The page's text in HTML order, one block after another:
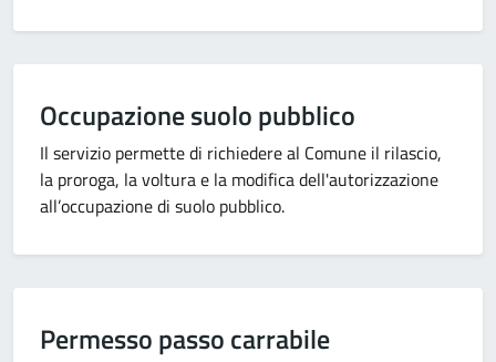
Occupazione suolo pubblico
Il servizio permette di richiedere al Comune il rilascio,
la proroga, la voltura e la modifica dell'autorizzazione
all’occupazione di suolo pubblico.
Permesso passo carrabile